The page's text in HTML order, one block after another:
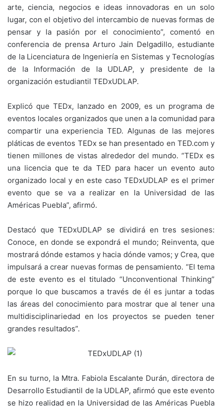
arte, ciencia, negocios e ideas innovadoras en un solo
lugar, con el objetivo del intercambio de nuevas formas de
pensar y la pasión por el conocimiento”, comentó en
conferencia de prensa Arturo Jain Delgadillo, estudiante
de la Licenciatura de Ingeniería en Sistemas y Tecnologías
de la Información de la UDLAP, y presidente de la
organización estudiantil TEDxUDLAP.
Explicó que TEDx, lanzado en 2009, es un programa de
eventos locales organizados que unen a la comunidad para
compartir una experiencia TED. Algunas de las mejores
pláticas de eventos TEDx se han presentado en TED.com y
tienen millones de vistas alrededor del mundo. “TEDx es
una licencia que te da TED para hacer un evento auto
organizado local y en este caso TEDxUDLAP es el primer
evento que se va a realizar en la Universidad de las
Américas Puebla”, afirmó.
Destacó que TEDxUDLAP se dividirá en tres sesiones:
Conoce, en donde se expondrá el mundo; Reinventa, que
mostrará dónde estamos y hacia dónde vamos; y Crea, que
impulsará a crear nuevas formas de pensamiento. “El tema
de este evento es el titulado “Unconventional Thinking”
porque lo que buscamos a través de él es juntar a todas
las áreas del conocimiento para mostrar que al tener una
multidisciplinariedad en los proyectos se pueden tener
grandes resultados”.
En su turno, la Mtra. Fabiola Escalante Durán, directora de
Desarrollo Estudiantil de la UDLAP, afirmó que este evento
se hizo realidad en la Universidad de las Américas Puebla